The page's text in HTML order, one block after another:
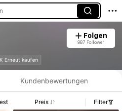
Folgen
987 Follower
Erneut kaufenund Lagerbestandsdetails.
Kundenbewertungen
Preis Filter